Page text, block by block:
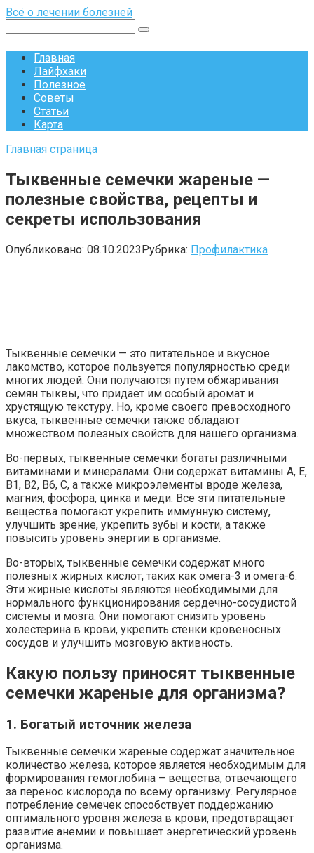
Перейти
контенту
Всё о лечении болезней
Главная
Лайфхаки
Полезное
Советы
Статьи
Карта
Главная страница
Тыквенные семечки жареные —
полезные свойства, рецепты и
секреты использования
Опубликовано: 08.10.2023Рубрика: Профилактика
Тыквенные семечки — это питательное и вкусное
лакомство, которое пользуется популярностью среди
многих людей. Они получаются путем обжаривания
семян тыквы, что придает им особый аромат и
хрустящую текстуру. Но, кроме своего превосходного
вкуса, тыквенные семечки также обладают
множеством полезных свойств для нашего организма.
Во-первых, тыквенные семечки богаты различными
витаминами и минералами. Они содержат витамины А, Е,
В1, В2, В6, С, а также микроэлементы вроде железа,
магния, фосфора, цинка и меди. Все эти питательные
вещества помогают укрепить иммунную систему,
улучшить зрение, укрепить зубы и кости, а также
повысить уровень энергии в организме.
Во-вторых, тыквенные семечки содержат много
полезных жирных кислот, таких как омега-3 и омега-6.
Эти жирные кислоты являются необходимыми для
нормального функционирования сердечно-сосудистой
системы и мозга. Они помогают снизить уровень
холестерина в крови, укрепить стенки кровеносных
сосудов и улучшить мозговую активность.
Какую пользу приносят тыквенные
семечки жареные для организма?
1. Богатый источник железа
Тыквенные семечки жареные содержат значительное
количество железа, которое является необходимым для
формирования гемоглобина – вещества, отвечающего
за перенос кислорода по всему организму. Регулярное
потребление семечек способствует поддержанию
оптимального уровня железа в крови, предотвращает
развитие анемии и повышает энергетический уровень
организма.